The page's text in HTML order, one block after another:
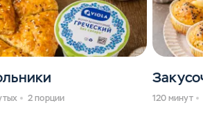
2 порции 120 минут